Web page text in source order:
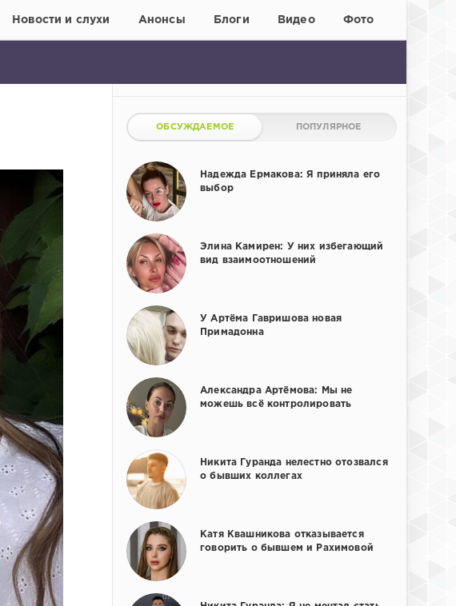
Новости и слухи Анонсы Блоги Видео Фото
ОБСУЖДАЕМОЕ ПОПУЛЯРНОЕ
Надежда Ермакова: Я приняла его
выбор
Элина Камирен: У них избегающий
вид взаимоотношений
У Артёма Гавришова новая
Примадонна
Александра Артёмова: Мы не
можешь всё контролировать
Никита Гуранда нелестно отозвался
о бывших коллегах
Катя Квашникова отказывается
говорить о бывшем и Рахимовой